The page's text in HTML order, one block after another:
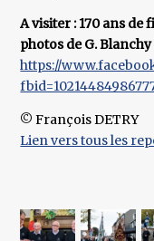
A visiter : 170 ans de
photos de G.
https://
© François DETRY
Lien vers tous les